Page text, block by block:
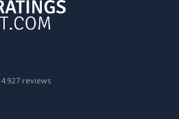
4.927 reviews